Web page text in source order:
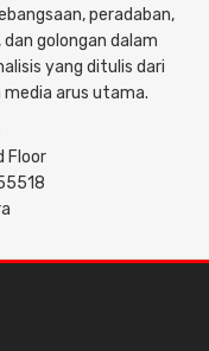
peradaban,
golongan dalam
yang ditulis dari
arus utama.
Floor